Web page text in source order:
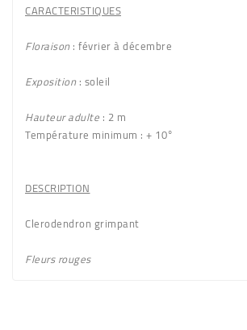
CARACTERISTIQUES
Floraison: février à décembre
Exposition: soleil
Hauteur adulte : 2 m
Température minimum : + 10°
DESCRIPTION
Clerodendron grimpant
Fleursrouges